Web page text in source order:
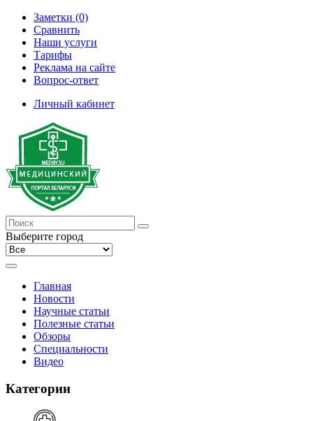
Заметки (0)
Сравнить
Наши услуги
Тарифы
Реклама на сайте
Вопрос-ответ
Личный кабинет
Выберите город
Главная
Новости
Научные статьи
Полезные статьи
Обзоры
Специальности
Видео
Категории